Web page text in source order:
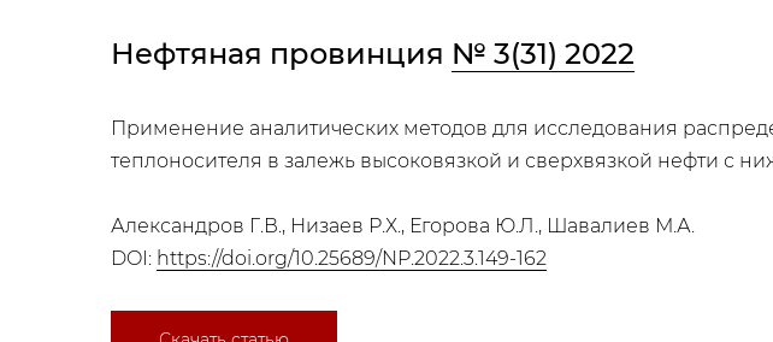
Нефтяная провинция № 3(31) 2022
Применение аналитических методов для исследования
теплоносителя в залежь высоковязкой и сверхвязкой нефти с
Александров Г.В., Низаев Р.Х., Егорова Ю.Л., Шавалиев М.А.
DOI: https://doi.org/10.25689/NP.2022.3.149-162